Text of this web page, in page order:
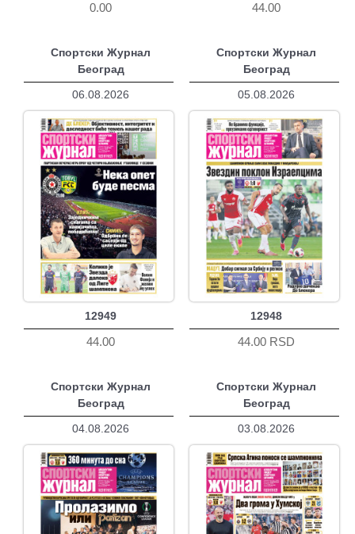
0.00 44.00
Спортски Журнал
Београд
06.08.2026
12949
44.00
Спортски Журнал
Београд
05.08.2026
12948
44.00 RSD
Спортски Журнал
Београд
04.08.2026
Спортски Журнал
Београд
03.08.2026